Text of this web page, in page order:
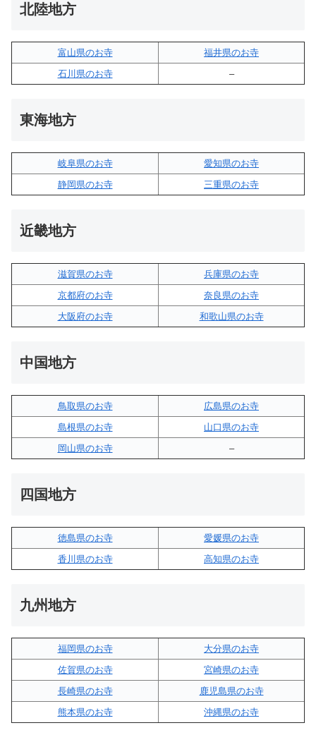
北陸地方
富山県のお寺
福井県のお寺
石川県のお寺
–
東海地方
岐阜県のお寺
愛知県のお寺
静岡県のお寺
三重県のお寺
近畿地方
滋賀県のお寺
兵庫県のお寺
京都府のお寺
奈良県のお寺
大阪府のお寺
和歌山県のお寺
中国地方
鳥取県のお寺
広島県のお寺
島根県のお寺
山口県のお寺
岡山県のお寺
–
四国地方
徳島県のお寺
愛媛県のお寺
香川県のお寺
高知県のお寺
九州地方
福岡県のお寺
大分県のお寺
佐賀県のお寺
宮崎県のお寺
長崎県のお寺
鹿児島県のお寺
熊本県のお寺
沖縄県のお寺